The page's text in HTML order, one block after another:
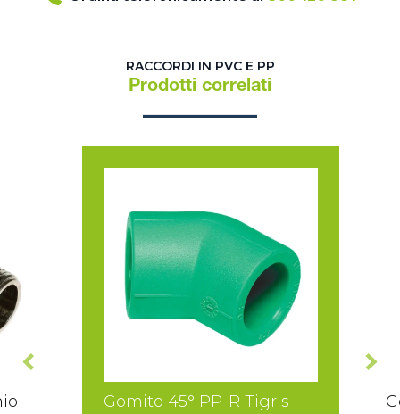
RACCORDI IN PVC E PP
Prodotti correlati
Gomito 45° PP-R Tigris